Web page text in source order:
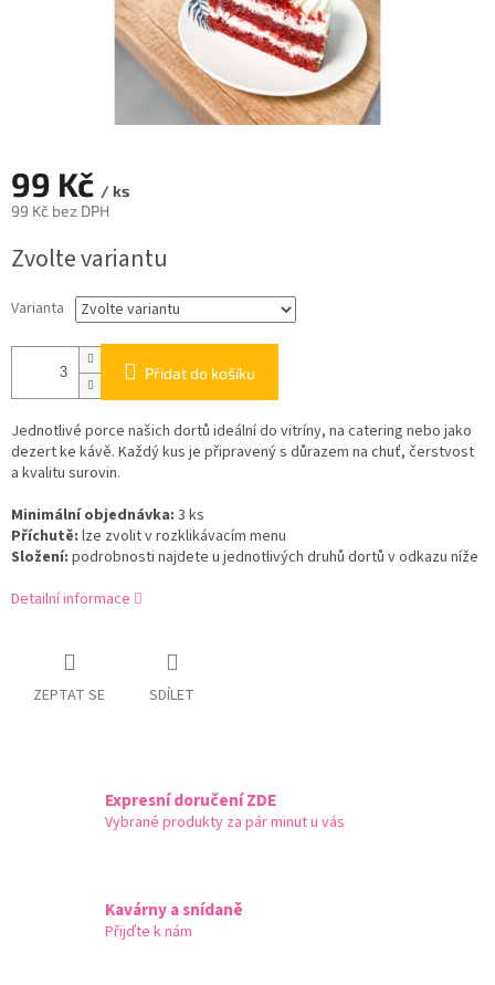
99 Kč / ks
99 Kč bez DPH
cena:
Zvolte variantu
Varianta
Přidat do košíku
Jednotlivé porce našich dortů ideální do vitríny, na catering nebo jako
dezert ke kávě. Každý kus je připravený s důrazem na chuť, čerstvost
a kvalitu surovin.
Minimální objednávka: 3 ks
Příchutě: lze zvolit v rozklikávacím menu
Složení: podrobnosti najdete u jednotlivých druhů dortů v odkazu níže
Detailní informace
ZEPTAT SE SDÍLET
Expresní doručení ZDE
Vybrané produkty za pár minut u vás
Kavárny a snídaně
Přijďte k nám